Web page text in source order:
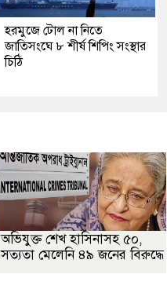
হরমুজে টোল না নিতে
জাতিসংঘে ৮ শীর্ষ শিপিং সংস্থার
চিঠি
অভিযুক্ত শেখ হাসিনাসহ ৫০,
সত্যতা মেলেনি ৪৯ জনের বিরুদ্ধে